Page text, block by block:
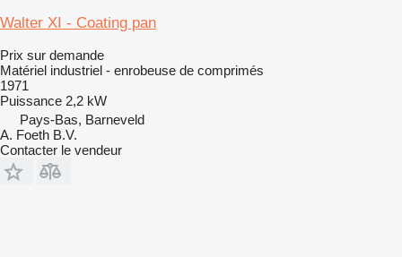
Walter XI - Coating pan
Prix sur demande
Matériel industriel - enrobeuse de comprimés
1971
Puissance 2,2 kW
Pays-Bas, Barneveld
A. Foeth B.V.
Contacter le vendeur